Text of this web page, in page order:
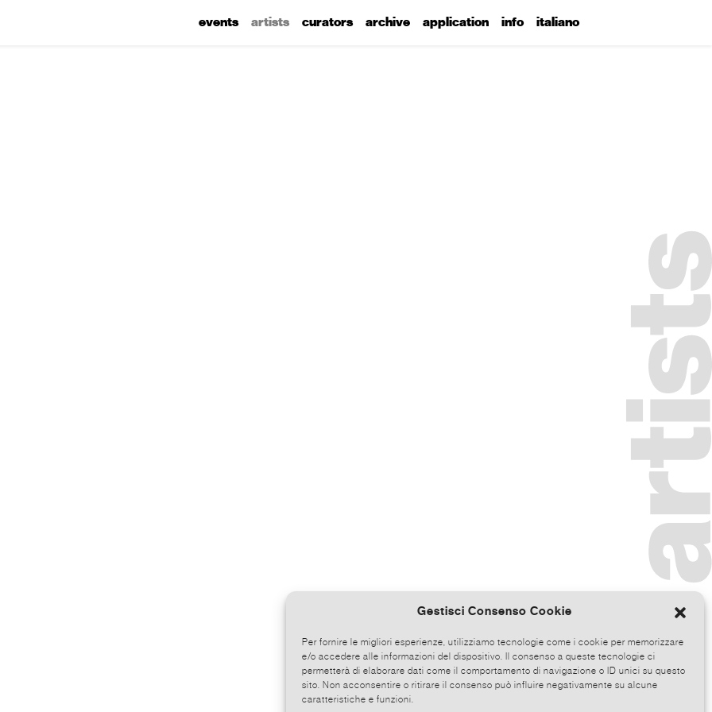
Gestisci Consenso Cookie
Per fornire le migliori esperienze, utilizziamo tecnologie come i cookie per memorizzare
e/o accedere alle informazioni del dispositivo. Il consenso a queste tecnologie ci
permetterà di elaborare dati come il comportamento di navigazione o ID unici su questo
sito. Non acconsentire o ritirare il consenso può influire negativamente su alcune
caratteristiche e funzioni.
events artists curators archive application info italiano